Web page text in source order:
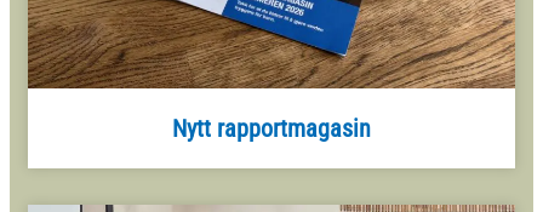
Nytt rapportmagasin